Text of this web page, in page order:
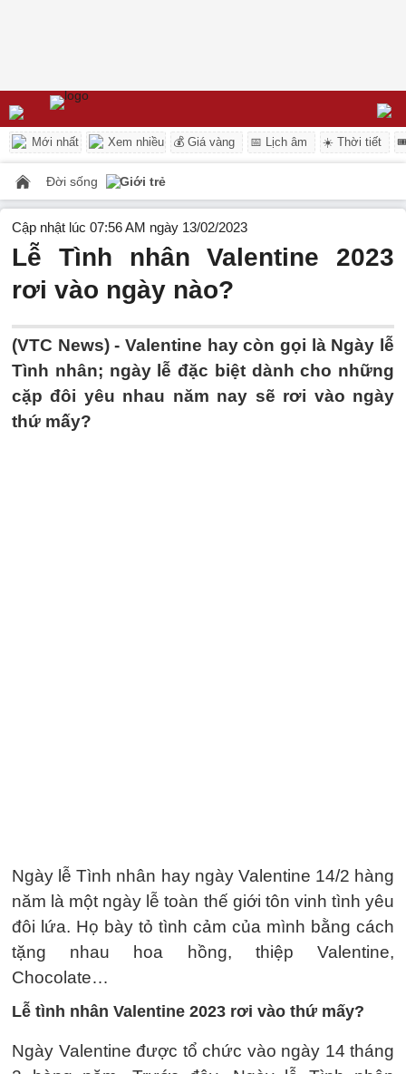
Mới nhất Xem nhiều 💰 Giá vàng 📅 Lịch âm ☀️ Thời tiết
Đời sống Giới trẻ
Cập nhật lúc 07:56 AM ngày 13/02/2023
Lễ Tình nhân Valentine 2023
rơi vào ngày nào?
(VTC News) - Valentine hay còn gọi là Ngày lễ
Tình nhân; ngày lễ đặc biệt dành cho những
cặp đôi yêu nhau năm nay sẽ rơi vào ngày
thứ mấy?
Ngày lễ Tình nhân hay ngày Valentine 14/2 hàng
năm là một ngày lễ toàn thế giới tôn vinh tình yêu
đôi lứa. Họ bày tỏ tình cảm của mình bằng cách
tặng nhau hoa hồng, thiệp Valentine,
Chocolate…
Lễ tình nhân Valentine 2023 rơi vào thứ mấy?
Ngày Valentine được tổ chức vào ngày 14 tháng